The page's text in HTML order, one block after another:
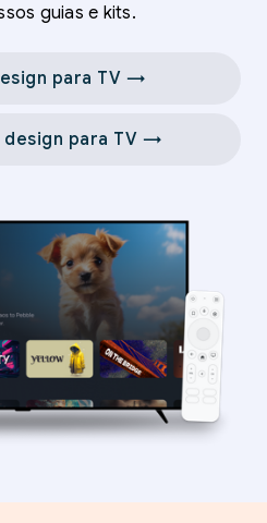
guias e kits.
para TV →
design para TV →